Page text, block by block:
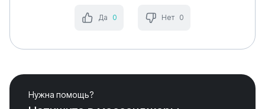
Да 0 Нет 0
Нужна помощь?